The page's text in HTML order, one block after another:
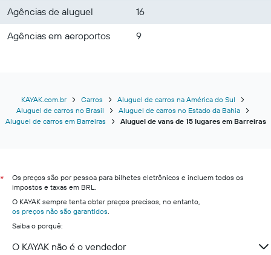
Agências de aluguel
16
Agências em aeroportos
9
KAYAK.com.br Carros
Aluguel de carros na América do Sul
Aluguel de carros no Brasil
Aluguel de carros no Estado da Bahia
Aluguel de carros em Barreiras
Aluguel de vans de 15 lugares em Barreiras
*
Os preços são por pessoa para bilhetes eletrônicos e incluem todos os
impostos e taxas em BRL.
O KAYAK sempre tenta obter preços precisos, no entanto,
os preços não são garantidos.
Saiba o porquê:
O KAYAK não é o vendedor